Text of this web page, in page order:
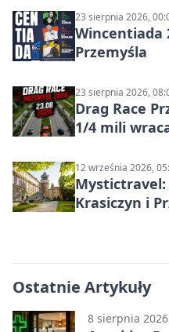
23 sierpnia 2026,
Wincentiada
Przemyśla
23 sierpnia 2026,
Drag Race
1/4 mili
12 września 2026,
Mystictravel:
Krasiczyn i
Ostatnie Artykuły
8 sierpnia 2026